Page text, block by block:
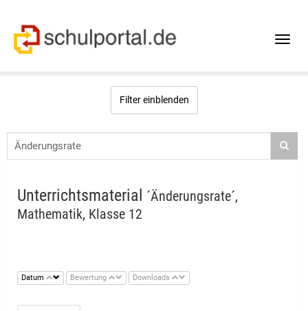
Toggle
Filter einblenden
Unterrichtsmaterial ´Änderungsrate´,
Mathematik, Klasse 12
Datum Bewertung Downloads